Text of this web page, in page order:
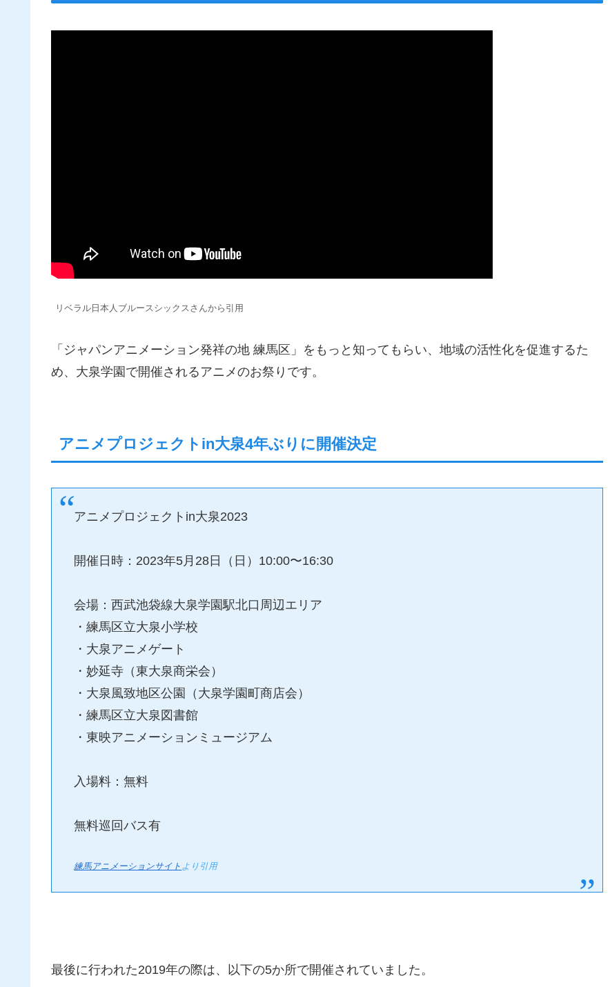
リベラル日本人ブルースシックスさんから引用
「ジャパンアニメーション発祥の地 練馬区」をもっと知ってもらい、地域の活性化を促進するた
め、大泉学園で開催されるアニメのお祭りです。
アニメプロジェクトin大泉4年ぶりに開催決定
アニメプロジェクトin大泉2023
開催日時：2023年5月28日（日）10:00〜16:30
会場：西武池袋線大泉学園駅北口周辺エリア
・練馬区立大泉小学校
・大泉アニメゲート
・妙延寺（東大泉商栄会）
・大泉風致地区公園（大泉学園町商店会）
・練馬区立大泉図書館
・東映アニメーションミュージアム
入場料：無料
無料巡回バス有
練馬アニメーションサイト より引用
最後に行われた2019年の際は、以下の5か所で開催されていました。